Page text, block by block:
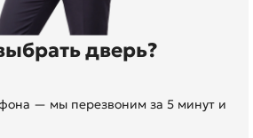
дверь?
— мы перезвоним за 5 минут и